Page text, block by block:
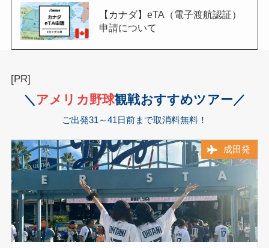
【カナダ】eTA（電子渡航認証）
申請について
[PR]
＼ アメリカ野球観戦おすすめツアー／
ご出発31～41日前まで取消料無料！
成田発